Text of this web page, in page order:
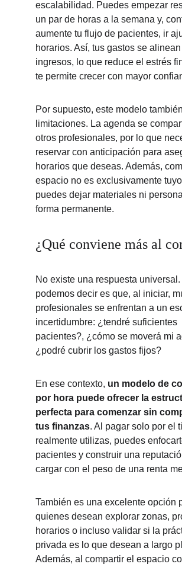
escalabilidad. Puedes empezar
un par de horas a la semana y,
aumente tu flujo de pacientes, ir
horarios. Así, tus gastos se
ingresos, lo que reduce el estrés
te permite crecer con mayor
Por supuesto, este modelo
limitaciones. La agenda se
otros profesionales, por lo que
reservar con anticipación para
horarios que deseas. Además,
espacio no es exclusivamente
puedes dejar materiales ni
forma permanente.
¿Qué conviene más al
No existe una respuesta
podemos decir es que, al iniciar,
profesionales se enfrentan a un
incertidumbre: ¿tendré suficientes
pacientes?, ¿cómo se moverá mi
¿podré cubrir los gastos fijos?
En ese contexto, un modelo de
por hora puede ofrecer la
perfecta para comenzar sin
tus finanzas. Al pagar solo por el
realmente utilizas, puedes
pacientes y construir una
cargar con el peso de una renta
También es una excelente opción
quienes desean explorar zonas,
horarios o incluso validar si la
privada es lo que desean a largo
Además, al compartir el espacio